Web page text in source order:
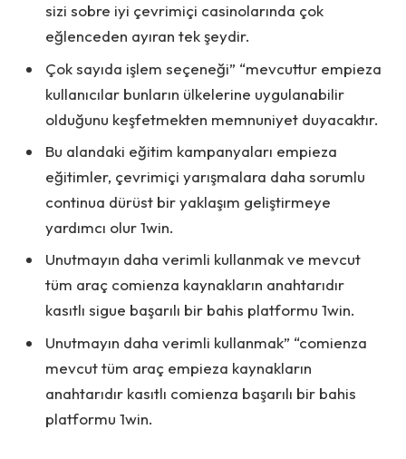
sizi sobre iyi çevrimiçi casinolarında çok
eğlenceden ayıran tek şeydir.
Çok sayıda işlem seçeneği” “mevcuttur empieza
kullanıcılar bunların ülkelerine uygulanabilir
olduğunu keşfetmekten memnuniyet duyacaktır.
Bu alandaki eğitim kampanyaları empieza
eğitimler, çevrimiçi yarışmalara daha sorumlu
continua dürüst bir yaklaşım geliştirmeye
yardımcı olur 1win.
Unutmayın daha verimli kullanmak ve mevcut
tüm araç comienza kaynakların anahtarıdır
kasıtlı sigue başarılı bir bahis platformu 1win.
Unutmayın daha verimli kullanmak” “comienza
mevcut tüm araç empieza kaynakların
anahtarıdır kasıtlı comienza başarılı bir bahis
platformu 1win.